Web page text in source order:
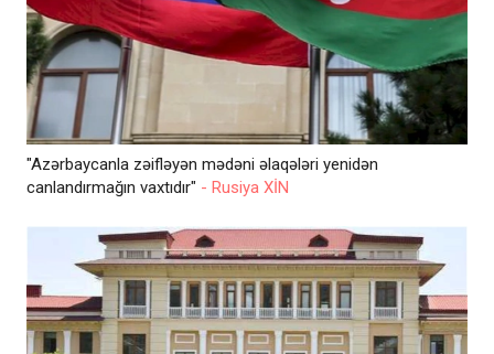
"Azərbaycanla zəifləyən mədəni əlaqələri yenidən
canlandırmağın vaxtıdır" - Rusiya XİN